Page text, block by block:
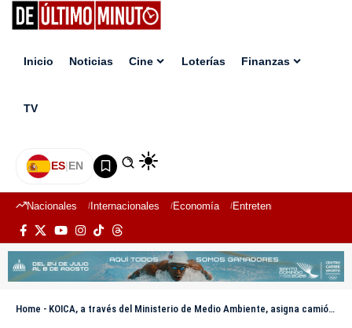
Inicio Noticias Cine Loterías Finanzas
TV
ES|EN
Nacionales Internacionales Economía Entretenimiento
Home - KOICA, a través del Ministerio de Medio Ambiente, asigna camión al Viceministerio de Áreas Protegidas y Biodiversidad (Valle Nuevo)